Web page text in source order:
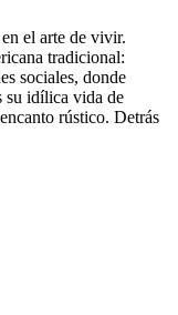
el arte de vivir.
tradicional:
sociales, donde
su idílica vida de
rústico. Detrás